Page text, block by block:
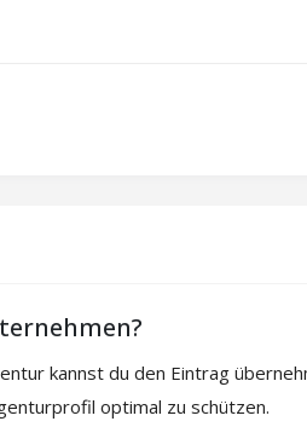
kannst du den Eintrag
optimal zu schützen.